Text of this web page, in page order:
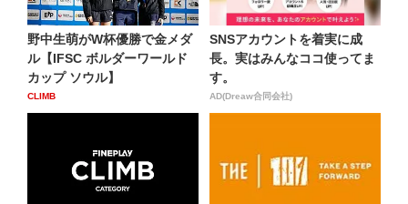
野中生萌がW杯優勝で金メダ
ル【IFSC ボルダーワールド
カップ ソウル】
CLIMB
SNSアカウントを着実に成
長。実はみんなココ使ってま
す。
AD(Dreaw合同会社)